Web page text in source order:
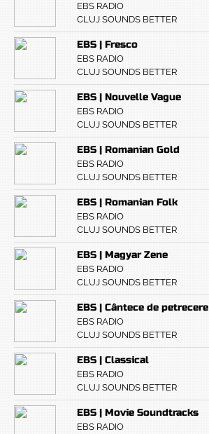
EBS RADIO
CLUJ SOUNDS BETTER
EBS | Fresco
EBS RADIO
CLUJ SOUNDS BETTER
EBS | Nouvelle Vague
EBS RADIO
CLUJ SOUNDS BETTER
EBS | Romanian Gold
EBS RADIO
CLUJ SOUNDS BETTER
EBS | Romanian Folk
EBS RADIO
CLUJ SOUNDS BETTER
EBS | Magyar Zene
EBS RADIO
CLUJ SOUNDS BETTER
EBS | Cântece de petrecere
EBS RADIO
CLUJ SOUNDS BETTER
EBS | Classical
EBS RADIO
CLUJ SOUNDS BETTER
EBS | Movie Soundtracks
EBS RADIO